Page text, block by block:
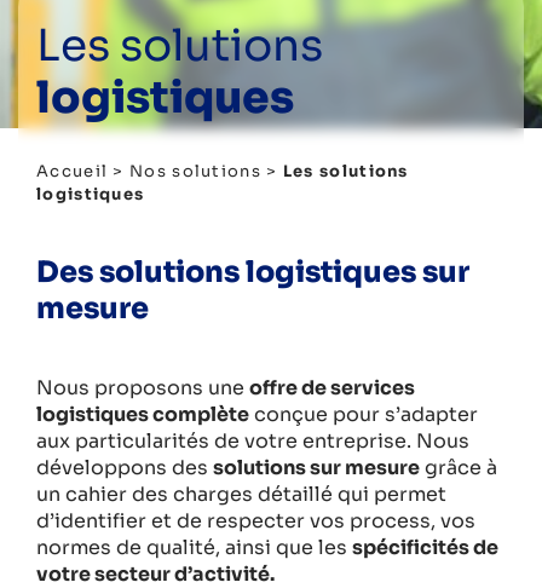
Les solutions
logistiques
Accueil > Nos solutions > Les solutions
logistiques
Des solutions logistiques sur
mesure
Nous proposons une offre de services
logistiques complèteconçue pour s’adapter
aux particularités de votre entreprise. Nous
développons des solutions sur mesuregrâce à
un cahier des charges détaillé qui permet
d’identifier et de respecter vos process, vos
normes de qualité, ainsi que les spécificités de
votre secteur d’activité.